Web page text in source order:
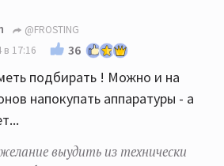
@FROSTING
в 17:16
36
подбирать ! Можно и на
напокупать аппаратуры - а
выудить из технически